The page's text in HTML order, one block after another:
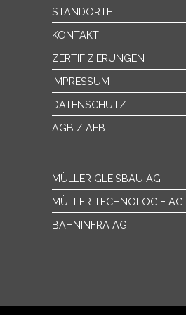
STANDORTE
KONTAKT
ZERTIFIZIERUNGEN
IMPRESSUM
DATENSCHUTZ
AGB / AEB
MÜLLER GLEISBAU AG
MÜLLER TECHNOLOGIE AG
BAHNINFRA AG